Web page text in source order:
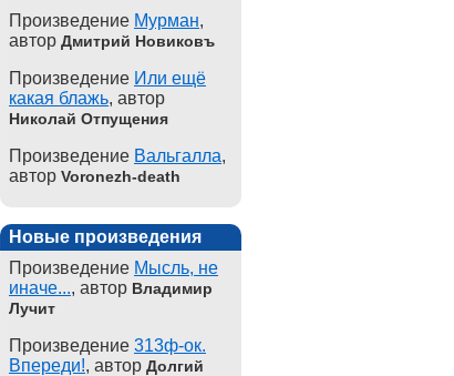
Произведение Мурман,
автор Дмитрий Новиковъ
Произведение Или ещё
какая блажь, автор
Николай Отпущения
Произведение Вальгалла,
автор Voronezh-death
Новые произведения
Произведение Мысль, не
иначе..., автор Владимир
Лучит
Произведение 313ф-ок.
Впереди!, автор Долгий